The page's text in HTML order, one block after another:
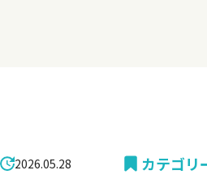
2026.05.28 カテゴリ